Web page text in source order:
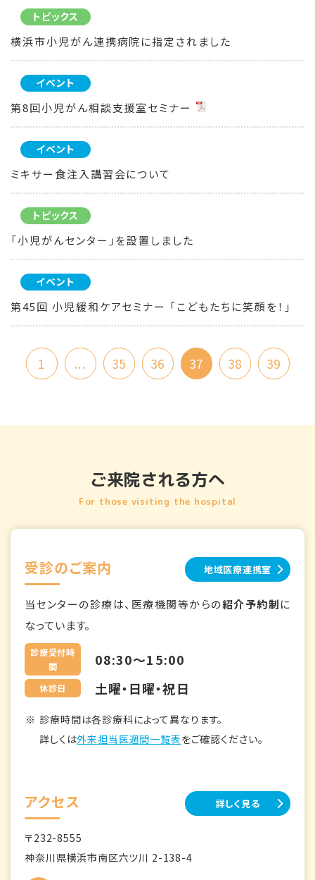
トピックス
横浜市小児がん連携病院に指定されました
イベント
第8回小児がん相談支援室セミナー
イベント
ミキサー食注入講習会について
トピックス
「小児がんセンター」を設置しました
イベント
第45回 小児緩和ケアセミナー 「こどもたちに笑顔を！」
1 ... 35 36 37 38 39
ご来院される方へ
For those visiting the hospital
受診のご案内 地域医療連携室
当センターの診療は、医療機関等からの紹介予約制に
なっています。
診療受付時
間
08:30～15:00
休診日 土曜・日曜・祝日
診療時間は各診療科によって異なります。
詳しくは外来担当医週間一覧表をご確認ください。
アクセス 詳しく見る
〒232-8555
神奈川県横浜市南区六ツ川 2-138-4